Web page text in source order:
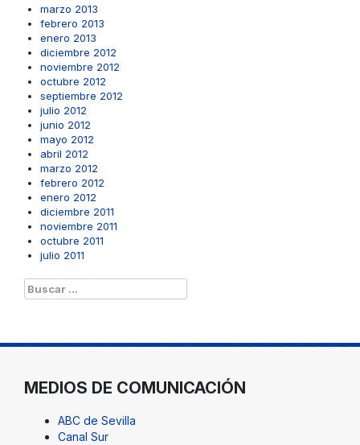
marzo 2013
febrero 2013
enero 2013
diciembre 2012
noviembre 2012
octubre 2012
septiembre 2012
julio 2012
junio 2012
mayo 2012
abril 2012
marzo 2012
febrero 2012
enero 2012
diciembre 2011
noviembre 2011
octubre 2011
julio 2011
Buscar:
MEDIOS DE COMUNICACIÓN
ABC de Sevilla
Canal Sur